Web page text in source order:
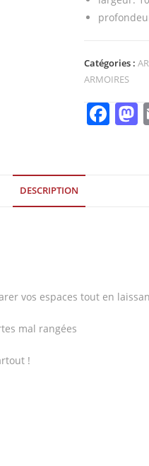
Catégories :
ARMOIRES
F
DESCRIPTION
vos espaces tout en
mal rangées
!